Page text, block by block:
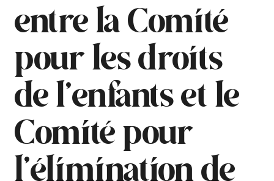
entre la Comité
pour les droits
de l’enfants et le
Comité pour
l’élimination de